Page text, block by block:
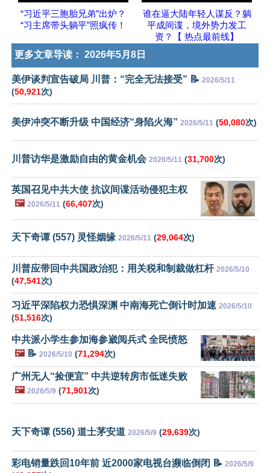
“习近平三胞胎兄弟”出炉？
“习主席带头躺平”照疯传！
谁在逼大陆年轻人谋反？躺
平成间谍，境外势力发工
资？【 热点最前线】
更多文章导读： 2026年5月8日
美伊谈判宣告破局 川普：“完全无法接受” 📝 2026/5/11
(50,921次)
美伊冲突不断升级 中国经济“身陷火海” 2026/5/11 (50,080次)
川普访华是激励自由的黄金机会 2026/5/11 (31,700次)
英国召见中共大使 抗议间谍活动侵犯主权
🖼️ 2026/5/11 (66,407次)
天下奇谭 (557) 灵怪姻缘 2026/5/11 (29,064次)
川普应带回中共国政治犯：用关税和制裁做杠杆 2026/5/10
(47,541次)
习近平深陷权力恐惧深渊 中南海死亡倒计时加速 2026/5/10
(51,516次)
中共派小学生参加海参崴阅兵式 全民愤怒
🖼️📝 2026/5/10 (71,294次)
广州无人“捡便宜” 中共逆转房市低迷失败
🖼️ 2026/5/9 (71,901次)
天下奇谭 (556) 道士茅安道 2026/5/9 (29,639次)
彩电销量跌回10年前 近2000家电视台濒临倒闭 📝 2026/5/9